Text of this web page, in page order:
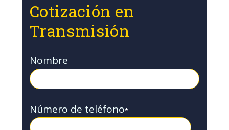
Cotización en
Transmisión
Nombre
Número de teléfono*